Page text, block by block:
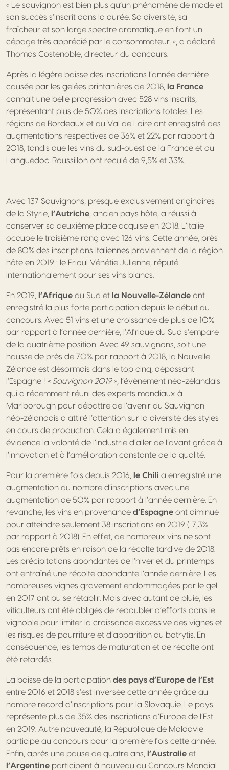
« Le sauvignon est bien plus qu’un phénomène de mode et
son succès s’inscrit dans la durée. Sa diversité, sa
fraîcheur et son large spectre aromatique en font un
cépage très apprécié par le consommateur. », a déclaré
Thomas Costenoble, directeur du concours.
Après la légère baisse des inscriptions l’année dernière
causée par les gelées printanières de 2018,
la France
connait une belle progression avec 528 vins inscrits,
représentant plus de 50% des inscriptions totales. Les
régions de Bordeaux et du Val de Loire ont enregistré des
augmentations respectives de 36% et 22% par rapport à
2018, tandis que les vins du sud-ouest de la France et du
Languedoc-Roussillon ont reculé de 9,5% et 33%.
Avec 137 Sauvignons, presque exclusivement originaires
de la Styrie,
l’Autriche , ancien pays hôte, a réussi à
conserver sa deuxième place acquise en 2018. L’Italie
occupe le troisième rang avec 126 vins. Cette année, près
de 80% des inscriptions italiennes proviennent de la région
hôte en 2019 : le Frioul Vénétie Julienne, réputé
internationalement pour ses vins blancs.
En 2019, l’Afrique du Sud et la Nouvelle-Zélande ont
enregistré la plus forte participation depuis le début du
concours. Avec 51 vins et une croissance de plus de 10%
par rapport à l’année dernière, l’Afrique du Sud s’empare
de la quatrième position. Avec 49 sauvignons, soit une
hausse de près de 70% par rapport à 2018, la Nouvelle-
Zélande est désormais dans le top cinq, dépassant
l’Espagne ! « Sauvignon 2019», l’évènement néo-zélandais
qui a récemment réuni des experts mondiaux à
Marlborough pour débattre de l’avenir du Sauvignon
néo-zélandais a attiré l’attention sur la diversité des styles
en cours de production. Cela a également mis en
évidence la volonté de l’industrie d’aller de l’avant grâce à
l’innovation et à l’amélioration constante de la qualité.
Pour la première fois depuis 2016, le Chili a enregistré une
augmentation du nombre d’inscriptions avec une
augmentation de 50% par rapport à l’année dernière. En
revanche, les vins en provenance d’Espagne ont diminué
pour atteindre seulement 38 inscriptions en 2019 (-7,3%
par rapport à 2018). En effet, de nombreux vins ne sont
pas encore prêts en raison de la récolte tardive de 2018.
Les précipitations abondantes de l’hiver et du printemps
ont entraîné une récolte abondante l’année dernière. Les
nombreuses vignes gravement endommagées par le gel
en 2017 ont pu se rétablir. Mais avec autant de pluie, les
viticulteurs ont été obligés de redoubler d’efforts dans le
vignoble pour limiter la croissance excessive des vignes et
les risques de pourriture et d’apparition du botrytis. En
conséquence, les temps de maturation et de récolte ont
été retardés.
La baisse de la participation des pays d’Europe de l’Est
entre 2016 et 2018 s’est inversée cette année grâce au
nombre record d’inscriptions pour la Slovaquie. Le pays
représente plus de 35% des inscriptions d’Europe de l’Est
en 2019. Autre nouveauté, la République de Moldavie
participe au concours pour la première fois cette année.
Enfin, après une pause de quatre ans,
l’Australie et
l’Argentine participent à nouveau au Concours Mondial